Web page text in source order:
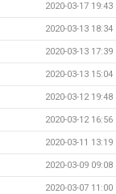
2020-03-17 19:43
2020-03-13 18:34
2020-03-13 17:39
2020-03-13 15:04
2020-03-12 19:48
2020-03-12 16:56
2020-03-11 13:19
2020-03-09 09:08
2020-03-07 11:00